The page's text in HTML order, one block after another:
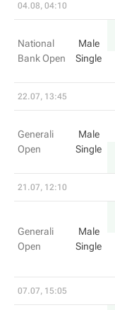
04.08, 04:10
National
Bank Open
Male
Single
22.07, 13:45
Generali
Open
Male
Single
21.07, 12:10
Generali
Open
Male
Single
07.07, 15:05